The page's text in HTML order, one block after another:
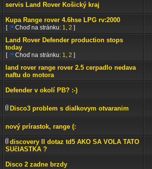
servis Land Rover Košický kraj
Kupa Range rover 4.6hse LPG rv:2000
[ Choď na stránku: 1, 2 ]
Land Rover Defender production stops
today
[ Choď na stránku: 1, 2 ]
land rover range rover 2.5 cerpadlo nedava
naftu do motora
Defender v okolí PB? :-)
Disco3 problem s dialkovym otvaranim
nový prírastok, range (:
discovery II dotaz td5 AKO SA VOLA TATO
SUčIASTKA ?
Disco 2 zadne brzdy